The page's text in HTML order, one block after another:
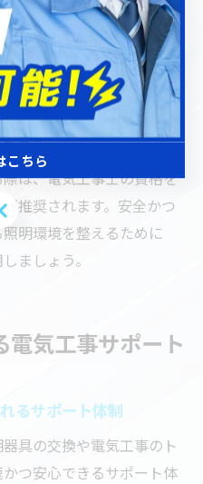
。
、照明器具本来の性能を
す。例えば、照度計算や
、無駄な電力消費を抑え
ます。
は、電気工事士の資格を
推奨されます。安全かつ
明環境を整えるために
ましょう。
電気工事サポート
るサポート体制
具の交換や電気工事のト
つ安心できるサポート体
こちら
こちら